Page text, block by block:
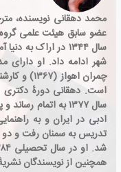
محمد دهقانی نویسنده،
عضو سابق هیئت علمی گروه
سال ۱۳۴۴ در اراک
شهر ادامه داد. او دارای
است. دهقانی دورهٔ دکتری
سال ۱۳۷۷ به اتمام
ادبی در ایران و به
تدریس به سمنان رفت و دو
همچنین از نویسندگان